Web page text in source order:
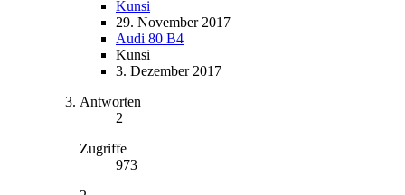
Kunsi
29. November 2017
Audi 80 B4
Kunsi
3. Dezember 2017
Antworten
2
Zugriffe
973